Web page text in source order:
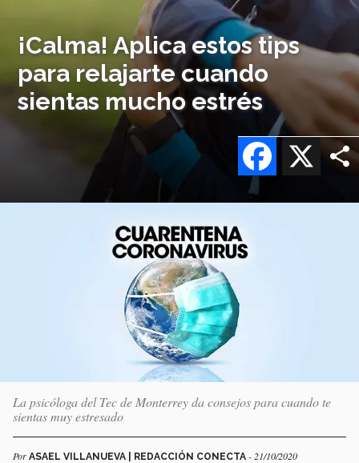
¡Calma! Aplica estos tips
para relajarte cuando
sientas mucho estrés
X
Facebook
La psicóloga del Tec de Monterrey da consejos para cuando te
sientas muy estresado
Por ASAEL VILLANUEVA | REDACCIÓN CONECTA - 21/10/2020